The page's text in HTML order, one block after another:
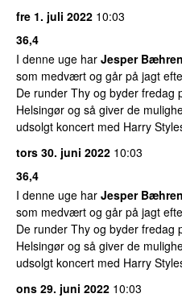
fre 1. juli 2022 10:03
36,4
I denne uge har Jesper
som medvært og går på jagt
De runder Thy og byder fredag
Helsingør og så giver de
udsolgt koncert med Harry
tors 30. juni 2022 10:03
36,4
I denne uge har Jesper
som medvært og går på jagt
De runder Thy og byder fredag
Helsingør og så giver de
udsolgt koncert med Harry
ons 29. juni 2022 10:03